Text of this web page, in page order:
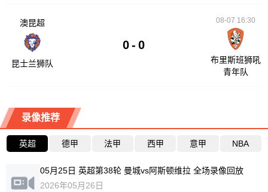
澳昆超
昆士兰狮队
0 - 0
08-07 16:30
布里斯班狮吼
青年队
录像推荐
英超 德甲 法甲 西甲 意甲 NBA
05月25日 英超第38轮 曼城vs阿斯顿维拉 全场录像回放
2026年05月26日